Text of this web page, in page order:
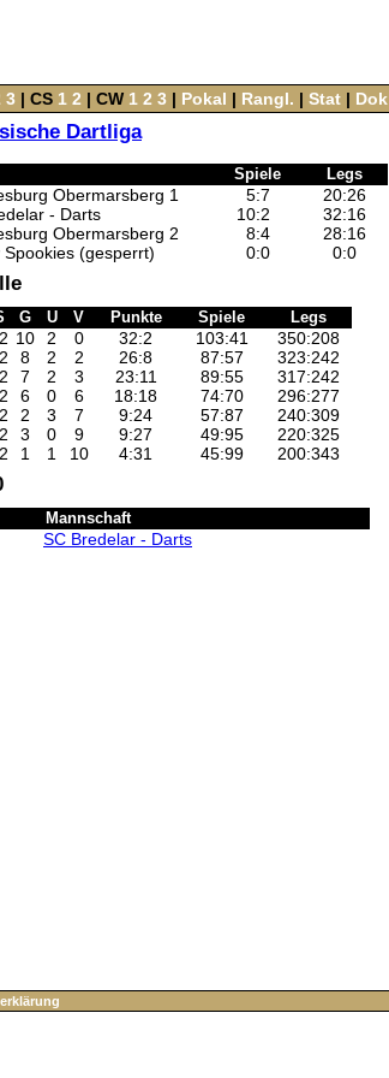
3| CS‌ 1 2 | CW‌ 1 2 3‌ |‌ Pokal ‌ |‌ Rangl. ‌ |‌ Stat‌ |‌ Dok
Dartliga
Spiele Legs
Obermarsberg 1 5:7 20:26
- Darts 10:2 32:16
Obermarsberg 2 8:4 28:16
Spookies (gesperrt) 0:0 0:0
G U V Punkte Spiele Legs
10 2 0 32:2 103:41
350:208
8 2 2 26:8 87:57
323:242
7 2 3 23:11 89:55
317:242
6 0 6 18:18 74:70
296:277
2 3 7 9:24 57:87
240:309
3 0 9 9:27 49:95
220:325
1 1 10 4:31 45:99 200:343
Mannschaft
SC Bredelar - Darts